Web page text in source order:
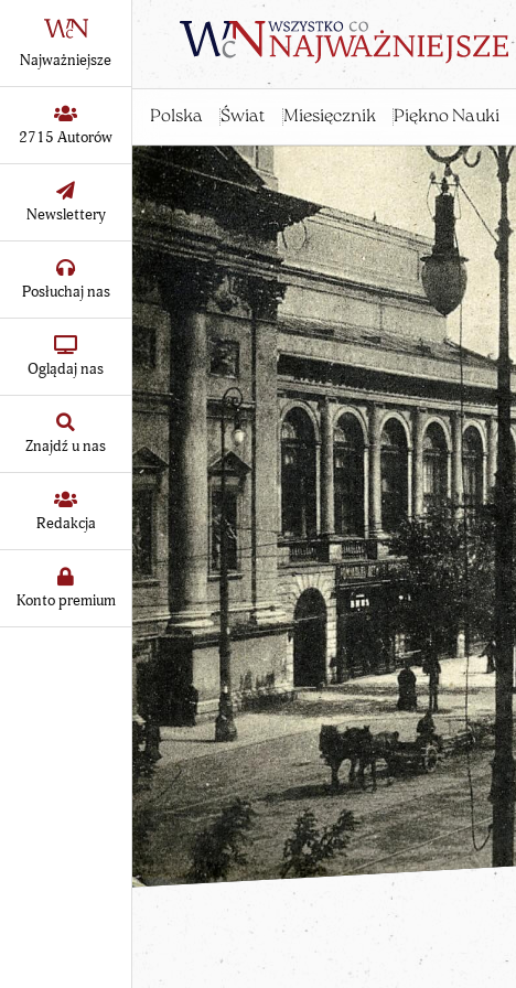
Polska Świat Miesięcznik Piękno Nauki
Najważniejsze
2715 Autorów
Newslettery
Posłuchaj nas
Oglądaj nas
Znajdź u nas
Redakcja
Konto premium